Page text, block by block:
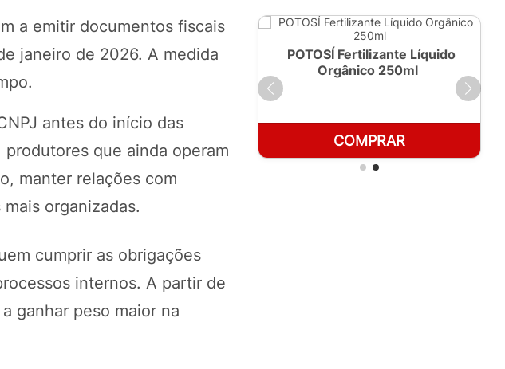
a emitir documentos fiscais
janeiro de 2026. A medida
antes do início das
que ainda operam
manter relações com
organizadas.
cumprir as obrigações
internos. A partir de
ganhar peso maior na
POTOSÍ Fertilizante Líquido
COMPRAR
POTOSÍ Fertilizante Líquido
Orgânico 250ml
COMPRAR